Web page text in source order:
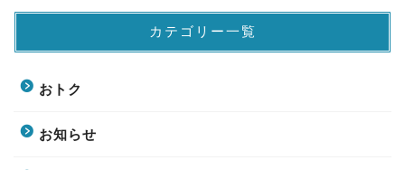
カテゴリー一覧
おトク
お知らせ